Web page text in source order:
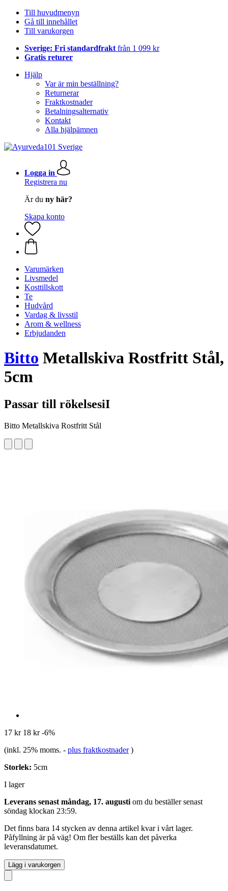
Till huvudmenyn
Gå till innehållet
Till varukorgen
Sverige: Fri standardfrakt från 1 099 kr
Gratis returer
Hjälp
Var är min beställning?
Returnerar
Fraktkostnader
Betalningsalternativ
Kontakt
Alla hjälpämnen
Logga in
Registrera nu
Är du ny här?
Skapa konto
Varumärken
Livsmedel
Kosttillskott
Te
Hudvård
Vardag & livsstil
Arom & wellness
Erbjudanden
Bitto Metallskiva Rostfritt Stål,
5cm
Passar till rökelsesiI
Bitto Metallskiva Rostfritt Stål
17 kr 18 kr -6%
(inkl. 25% moms. - plus fraktkostnader )
Storlek: 5cm
I lager
Leverans senast måndag, 17. augusti om du beställer senast
söndag klockan 23:59.
Det finns bara 14 stycken av denna artikel kvar i vårt lager.
Påfyllning är på väg! Om fler beställs kan det påverka
leveransdatumet.
Lägg i varukorgen